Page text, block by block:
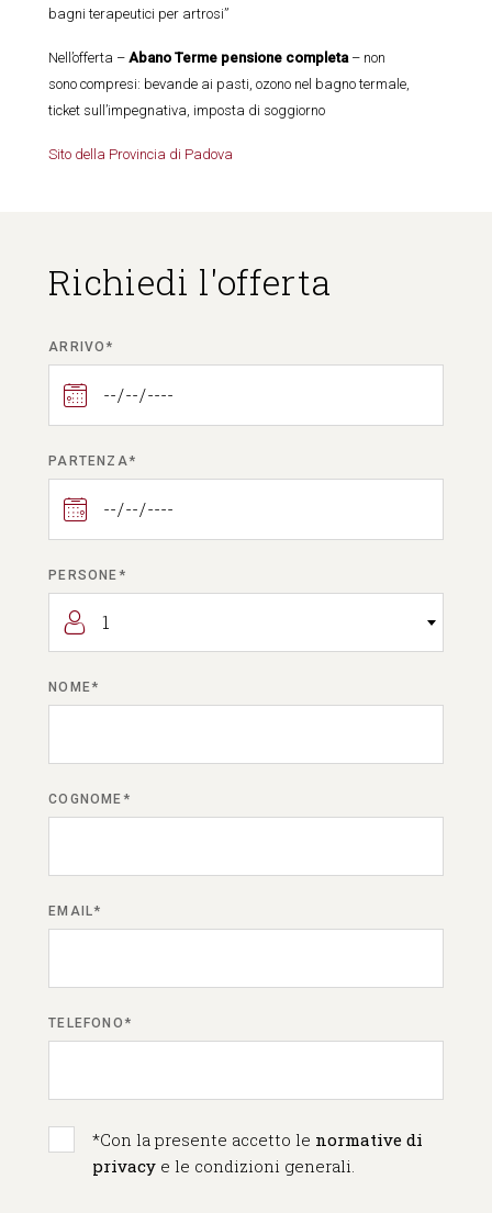
bagni terapeutici per artrosi”
Nell’offerta –Abano Terme pensione completa– non
sono compresi: bevande ai pasti, ozono nel bagno termale,
ticket sull’impegnativa, imposta di soggiorno
Sito della Provincia di Padova
Richiedi l'offerta
ARRIVO*
PARTENZA*
PERSONE*
1
NOME*
COGNOME*
EMAIL*
TELEFONO*
*Con la presente accetto le normative di
privacy e le condizioni generali.